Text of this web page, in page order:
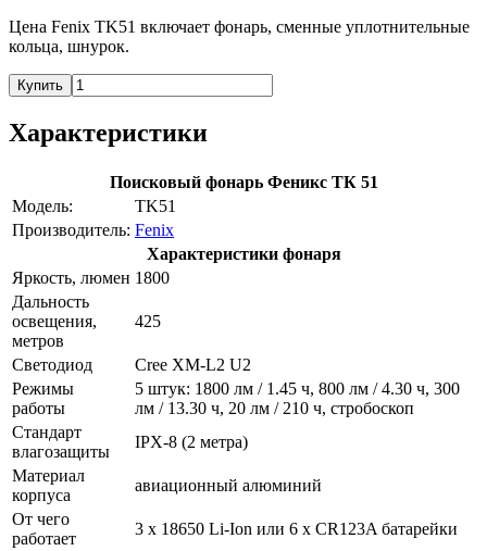
Цена Fenix TK51 включает фонарь, сменные уплотнительные
кольца, шнурок.
Купить
Характеристики
Поисковый фонарь Феникс ТК 51
Модель:
TK51
Производитель: Fenix
Характеристики фонаря
Яркость, люмен 1800
Дальность
освещения,
метров
425
Светодиод
Cree XM-L2 U2
Режимы
работы
5 штук: 1800 лм / 1.45 ч, 800 лм / 4.30 ч, 300
лм / 13.30 ч, 20 лм / 210 ч, стробоскоп
Стандарт
влагозащиты
IPX-8 (2 метра)
Материал
корпуса
авиационный алюминий
От чего
работает
3 x 18650 Li-Ion или 6 x CR123A батарейки